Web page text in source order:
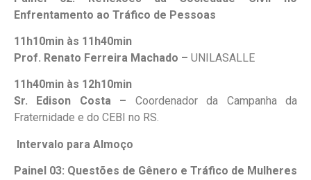
Enfrentamento ao Tráfico de Pessoas
11h10min às 11h40min
Prof. Renato Ferreira Machado – UNILASALLE
11h40min às 12h10min
Sr. Edison Costa – Coordenador da Campanha da
Fraternidade e do CEBI no RS.
Intervalo para Almoço
Painel 03: Questões de Gênero e Tráfico de Mulheres